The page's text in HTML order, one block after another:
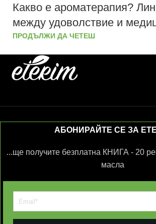
Какво е ароматерапия?
между удоволствие и
ПРОДЪЛЖИ ДА ЧЕТЕШ
АБОНИРАЙТЕ СЕ ЗА
...ще получите безплатна КНИГА - 20
масла